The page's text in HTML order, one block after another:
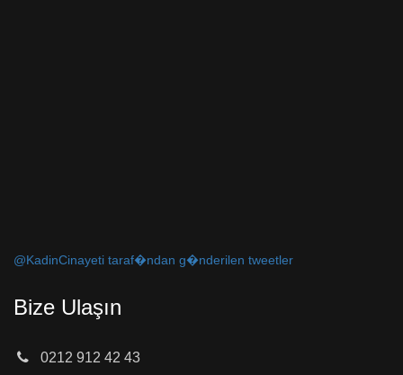
@KadinCinayeti taraf�ndan g�nderilen tweetler
Bize Ulaşın
0212 912 42 43